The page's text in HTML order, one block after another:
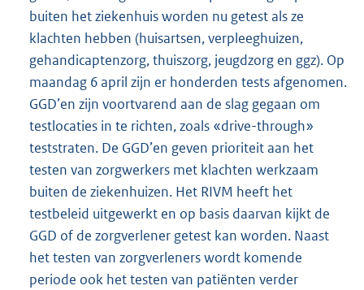
buiten het ziekenhuis worden nu getest als ze
klachten hebben (huisartsen, verpleeghuizen,
gehandicaptenzorg, thuiszorg, jeugdzorg en ggz). Op
maandag 6 april zijn er honderden tests afgenomen.
GGD’en zijn voortvarend aan de slag gegaan om
testlocaties in te richten, zoals «drive-through»
teststraten. De GGD’en geven prioriteit aan het
testen van zorgwerkers met klachten werkzaam
buiten de ziekenhuizen. Het RIVM heeft het
testbeleid uitgewerkt en op basis daarvan kijkt de
GGD of de zorgverlener getest kan worden. Naast
het testen van zorgverleners wordt komende
periode ook het testen van patiënten verder